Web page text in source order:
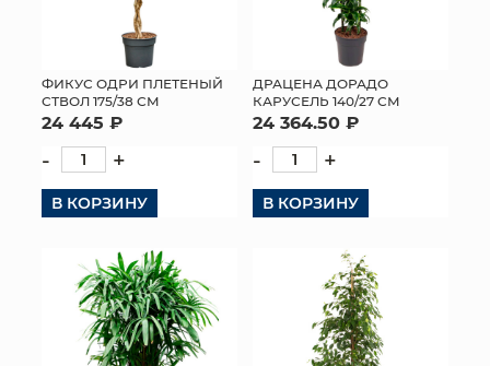
ФИКУС ОДРИ ПЛЕТЕНЫЙ
СТВОЛ 175/38 СМ
24 445 ₽
- +
В КОРЗИНУ
ДРАЦЕНА ДОРАДО
КАРУСЕЛЬ 140/27 СМ
24 364.50 ₽
- +
В КОРЗИНУ